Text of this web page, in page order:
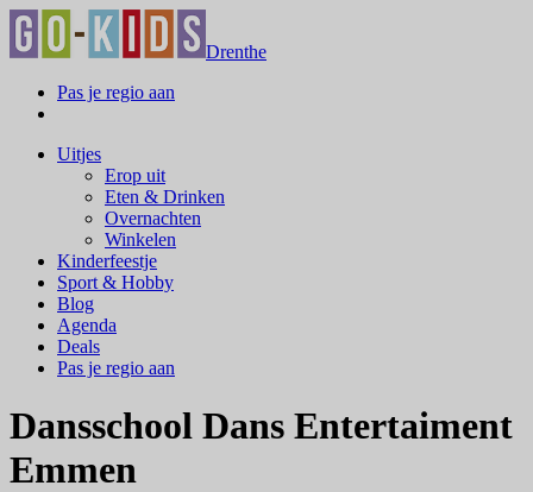
Drenthe
Pas je regio aan
Uitjes
Erop uit
Eten & Drinken
Overnachten
Winkelen
Kinderfeestje
Sport & Hobby
Blog
Agenda
Deals
Pas je regio aan
Dansschool Dans Entertaiment
Emmen